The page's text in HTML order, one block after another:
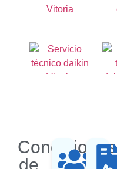
Condiciones
de